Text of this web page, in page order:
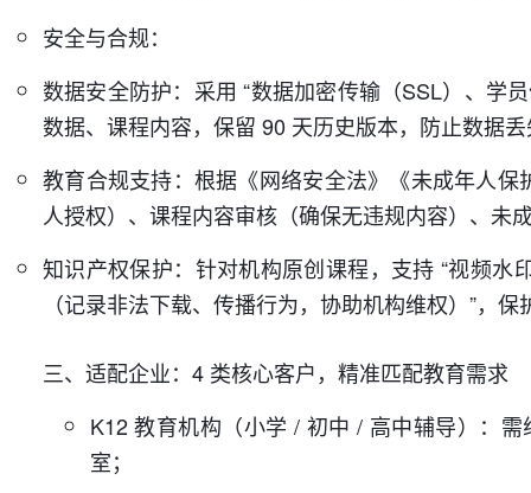
安全与合规：
数据安全防护：采用 “数据加密传输（SSL）、学
数据、课程内容，保留 90 天历史版本，防止数据丢
教育合规支持：根据《网络安全法》《未成年人
人授权）、课程内容审核（确保无违规内容）、未
知识产权保护：针对机构原创课程，支持 “视频
（记录非法下载、传播行为，协助机构维权）”，
三、适配企业：4 类核心客户，精准匹配教育需求
K12 教育机构（小学 / 初中 / 高中辅导）：
室；